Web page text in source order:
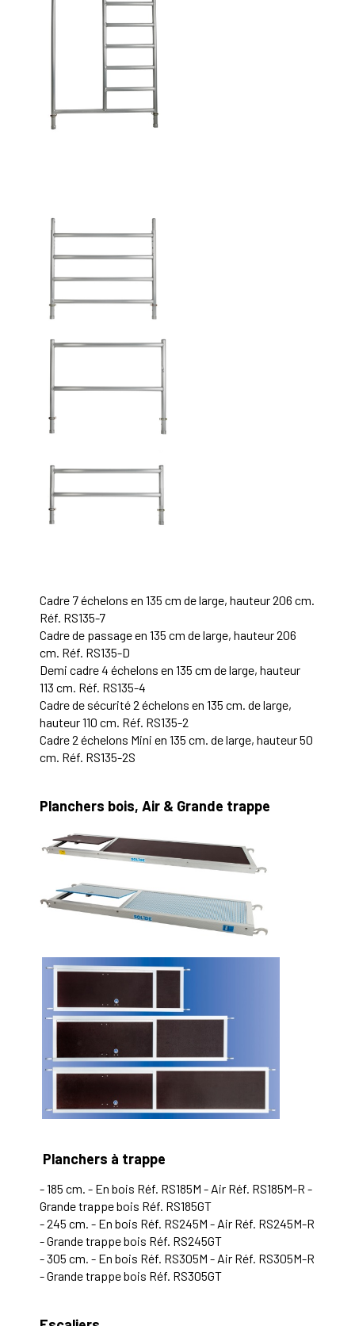
Cadre 7 échelons en 135 cm de large, hauteur 206 cm.
Réf. RS135-7
Cadre de passage en 135 cm de large, hauteur 206
cm. Réf. RS135-D
Demi cadre 4 échelons en 135 cm de large, hauteur
113 cm. Réf. RS135-4
Cadre de sécurité 2 échelons en 135 cm. de large,
hauteur 110 cm. Réf. RS135-2
Cadre 2 échelons Mini en 135 cm. de large, hauteur 50
cm. Réf. RS135-2S
Planchers bois, Air & Grande trappe
Planchers à trappe
- 185 cm. - En bois Réf. RS185M - Air Réf. RS185M-R -
Grande trappe bois Réf. RS185GT
- 245 cm. - En bois Réf. RS245M - Air Réf. RS245M-R
- Grande trappe bois Réf. RS245GT
- 305 cm. - En bois Réf. RS305M - Air Réf. RS305M-R
- Grande trappe bois Réf. RS305GT